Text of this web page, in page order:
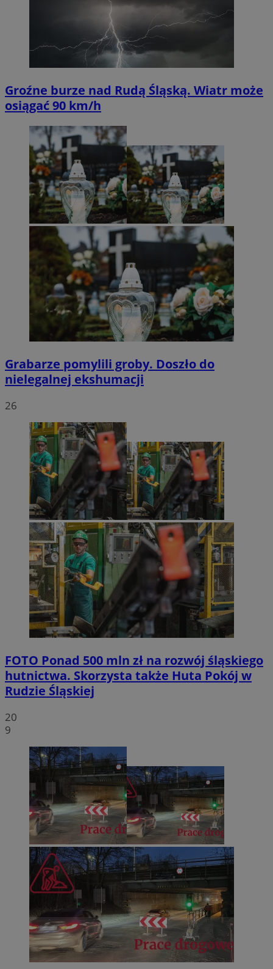
Groźne burze nad Rudą Śląską. Wiatr może
osiągać 90 km/h
Grabarze pomylili groby. Doszło do
nielegalnej ekshumacji
26
FOTO Ponad 500 mln zł na rozwój śląskiego
hutnictwa. Skorzysta także Huta Pokój w
Rudzie Śląskiej
20
9